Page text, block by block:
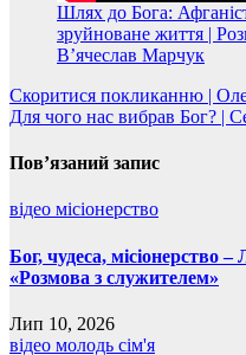
Шлях до Бога:
зруйноване життя |
В’ячеслав Марчук
Навігація
записів
Скоритися покликанню |
Для чого нас вибрав Бог? |
Пов’язаний запис
відео місіонерство
Бог, чудеса, місіонерство
«Розмова з служителем»
Лип 10, 2026
відео молодь сім'я